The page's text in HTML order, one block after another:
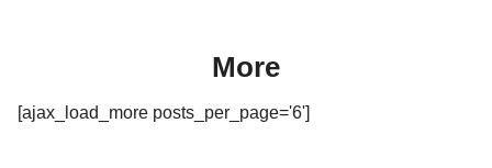
More
[ajax_load_more posts_per_page='6']